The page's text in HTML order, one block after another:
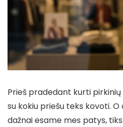
Prieš pradedant kurti
su kokiu priešu teks kovoti. O
dažnai esame mes patys,